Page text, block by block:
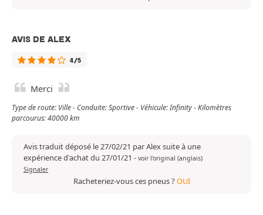
AVIS DE ALEX
4/5
Merci
Type de route: Ville - Conduite: Sportive - Véhicule: Infinity - Kilomètres
parcourus: 40000 km
Avis traduit déposé le 27/02/21 par Alex suite à une
expérience d'achat du 27/01/21 - voir l'original (anglais)
Signaler
Racheteriez-vous ces pneus ?OUI